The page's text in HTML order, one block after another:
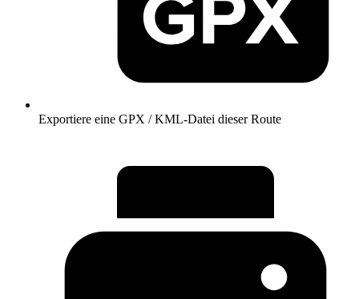
Exportiere eine GPX / KML-Datei dieser Route